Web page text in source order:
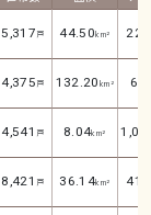
5,317 戸 44.50km² 224
4,375 戸 132.20 km² 63
4,541 戸 8.04km²
8,421 戸 36.14km² 410